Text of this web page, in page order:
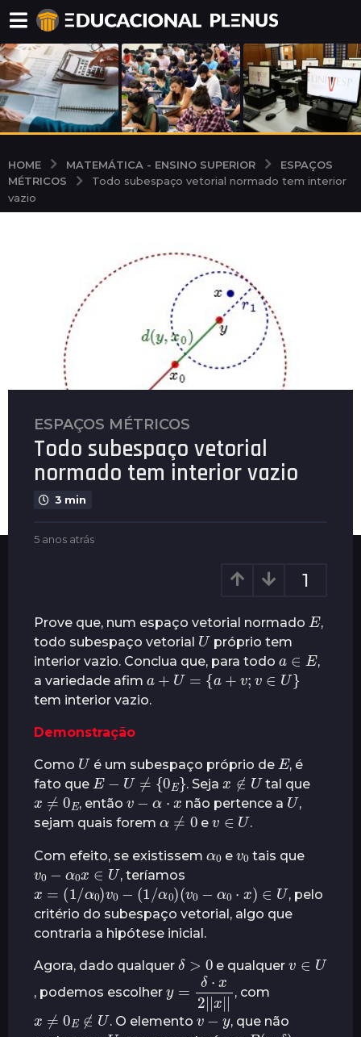
HOME MATEMÁTICA - ENSINO SUPERIOR
ESPAÇOS
MÉTRICOS
Todo subespaço vetorial normado tem interior
vazio
5
a
o
s
t
2
a
n
o
s
t
á
s
ESPAÇOS MÉTRICOS
Todo subespaço vetorial
normado tem interior vazio
3 min
b
n
u
s
5 anos atrás
t
r
á
s
1
Prove que, num espaço vetorial normado
E
,
todo subespaço vetorial
U
próprio tem
interior vazio. Conclua que, para todo
a∈ E
,
a variedade afim
a+U={a+v; v∈U }
tem interior vazio.
Demonstração
Como
U
é um subespaço próprio de
E
, é
fato que
E− U≠{0E}
. Seja
x∉U
tal que
x≠0E
, então
v− α⋅x
não pertence a
U
,
sejam quais forem
α≠0
e
v∈ U
.
Com efeito, se existissem e tais que
v0−α0x∈U
, teríamos
(1/α 0) v 0 −(1/α0)(v ∈
, pelo
critério do subespaço vetorial, algo que
contraria a hipótese inicial.
Agora, dado qualquer
δ 0
e qualquer
, podemos escolher
x2 ||x
|
, com
≠0E ∉U
. O elemento
v−y
, que não
U B(v,δ)